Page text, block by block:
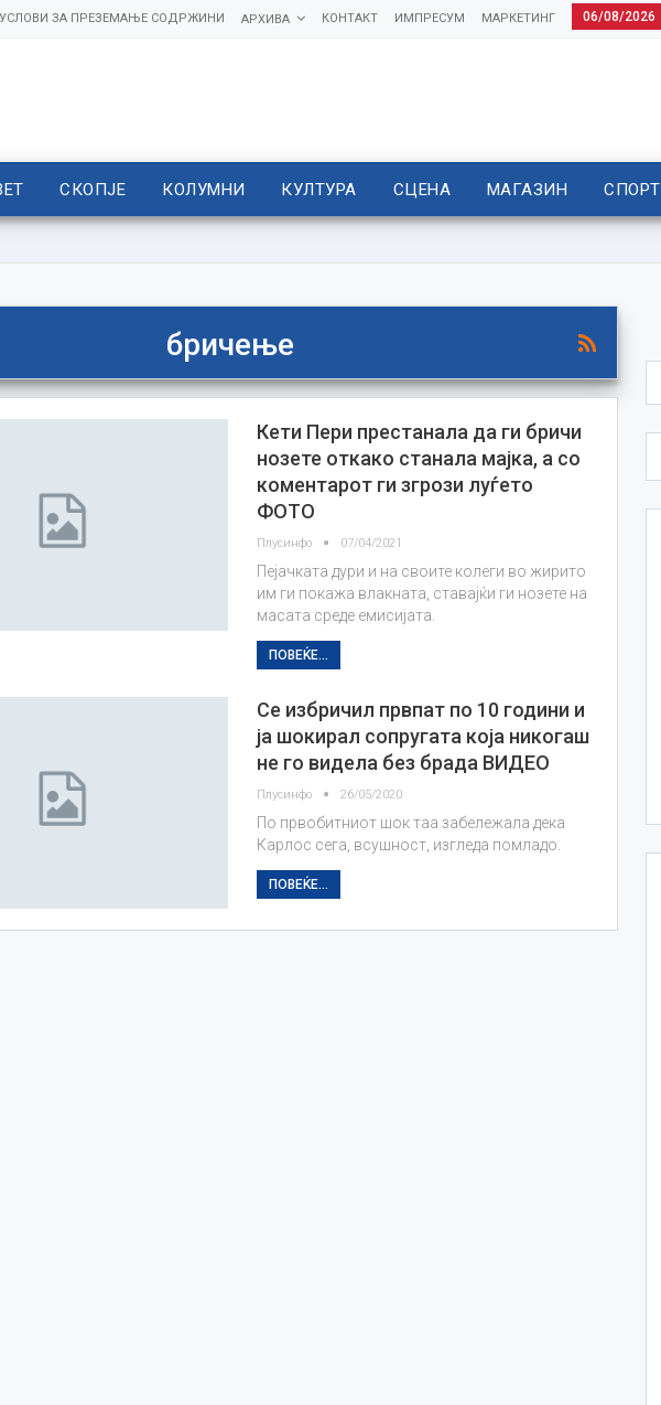
06/08/2026
МАРКЕТИНГ
ИМПРЕСУМ
КОНТАКТ
АРХИВА
УСЛОВИ ЗА ПРЕЗЕМАЊЕ СОДРЖИНИ
СКОПЈЕ КОЛУМНИ КУЛТУРА СЦЕНА МАГАЗИН СПОРТ
бричење
Кети Пери престанала да ги бричи
нозете откако станала мајка, а со
коментарот ги згрози луѓето
ФОТО
Плусинфо 07/04/2021
Пејачката дури и на своите колеги во жирито
им ги покажа влакната, ставајќи ги нозете на
масата среде емисијата.
ПОВЕЌЕ...
Сe избричил првпат по 10 години и
ја шокирал сопругата која никогаш
не го видела без брада ВИДЕО
Плусинфо 26/05/2020
По првобитниот шок таа забележaла дека
Карлос сега, всушност, изгледа помладо.
ПОВЕЌЕ...